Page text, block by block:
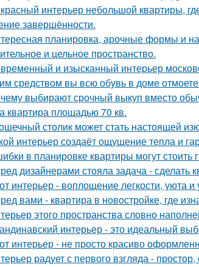
интерьер небольшой квартиры,
завершённости.
планировка, арочные формы и
и цельное пространство.
и изысканный интерьер
средством вы всю обувь в доме
выбирают срочный выкуп вместо
квартира площадью 70 кв.
столик может стать настоящей
интерьер создаёт ощущение тепла и
в планировке квартиры могут стоить
дизайнерами стояла задача - сделать
интерьер - воплощение легкости, уюта и
вами - квартира в новостройке, где
этого пространства словно
интерьер - это идеальный
интерьер - не просто красиво
радует с первого взгляда -